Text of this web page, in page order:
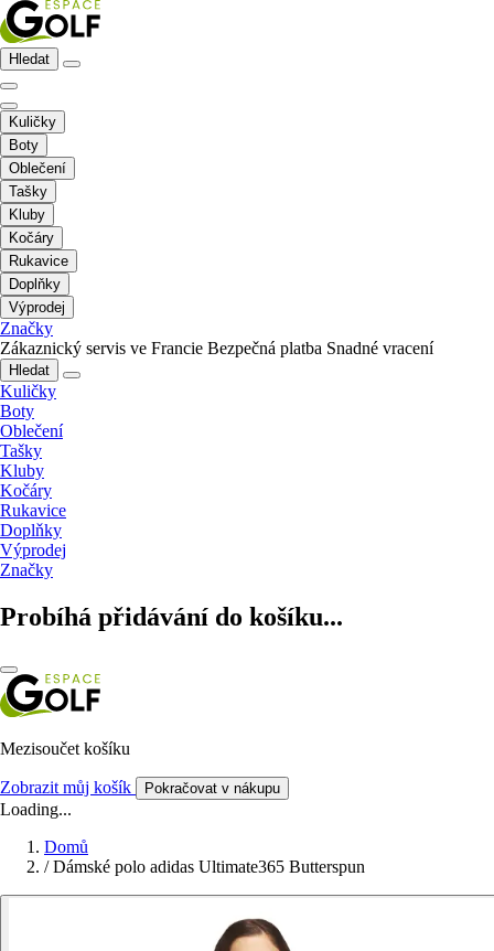
Hledat
Kuličky
Boty
Oblečení
Tašky
Kluby
Kočáry
Rukavice
Doplňky
Výprodej
Značky
Zákaznický servis ve Francie Bezpečná platba Snadné vracení
Hledat
Kuličky
Boty
Oblečení
Tašky
Kluby
Kočáry
Rukavice
Doplňky
Výprodej
Značky
Probíhá přidávání do košíku...
Mezisoučet košíku
Zobrazit můj košík Pokračovat v nákupu
Loading...
Domů
/ Dámské polo adidas Ultimate365 Butterspun